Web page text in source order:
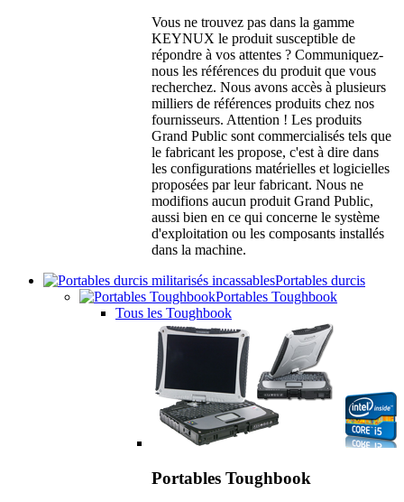
Vous ne trouvez pas dans la gamme
KEYNUX le produit susceptible de
répondre à vos attentes ? Communiquez-
nous les références du produit que vous
recherchez. Nous avons accès à plusieurs
milliers de références produits chez nos
fournisseurs. Attention ! Les produits
Grand Public sont commercialisés tels que
le fabricant les propose, c'est à dire dans
les configurations matérielles et logicielles
proposées par leur fabricant. Nous ne
modifions aucun produit Grand Public,
aussi bien en ce qui concerne le système
d'exploitation ou les composants installés
dans la machine.
Portables durcis
Portables Toughbook
Tous les Toughbook
Portables Toughbook